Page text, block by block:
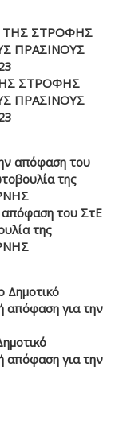
ΣΤΡΟΦΗΣ
ΠΡΑΣΙΝΟΥΣ
απόφαση του ΣτΕ
της
απόφαση για την